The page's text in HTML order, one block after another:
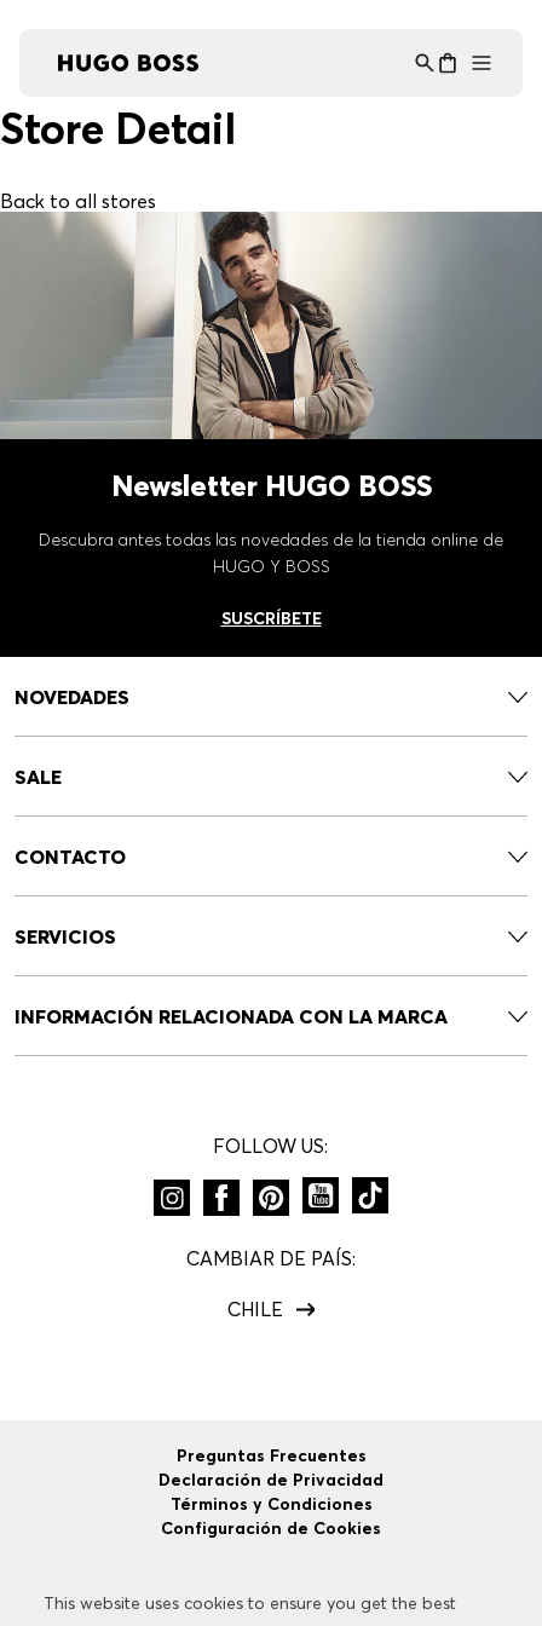
This website uses cookies to ensure you get the best
This website uses cookies to ensure you get the best
Store Detail
Back to all stores
Newsletter HUGO BOSS
Descubra antes todas las novedades de la tienda online de
HUGO Y BOSS
SUSCRÍBETE
NOVEDADES
SALE
CONTACTO
SERVICIOS
INFORMACIÓN RELACIONADA CON LA MARCA
FOLLOW US:
CAMBIAR DE PAÍS:
CHILE
Preguntas Frecuentes
Declaración de Privacidad
Términos y Condiciones
Configuración de Cookies
Asistente Virtual
en línea ⋮